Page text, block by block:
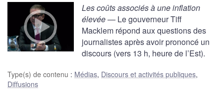
Les coûts associés à une inflation
élevée— Le gouverneur Tiff
Macklem répond aux questions des
journalistes après avoir prononcé un
discours (vers 13 h, heure de l’Est).
Type(s) de contenu : Médias, Discours et activités publiques,
Diffusions